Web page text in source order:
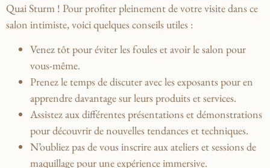
Quai‍ Sturm ! Pour ⁤profiter ⁢pleinement de votre visite dans ce
salon intimiste, voici quelques conseils‌ utiles :
Venez tôt pour éviter les foules et avoir‍ le salon pour
‌vous-même.
Prenez le temps de discuter avec les exposants ​pour⁢ en‍
apprendre davantage sur leurs produits ‌et services.
Assistez aux différentes présentations et démonstrations
pour découvrir de nouvelles tendances et techniques.
N’oubliez pas de vous inscrire aux ateliers et sessions de
maquillage pour une⁣ expérience immersive.